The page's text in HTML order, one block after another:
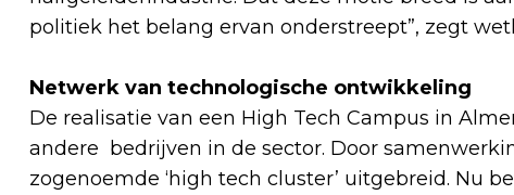
politiek het belang ervan onderstreept”, zegt
Netwerk van technologische ontwikkeling
De realisatie van een High Tech Campus in
andere bedrijven in de sector. Door
zogenoemde ‘high tech cluster’ uitgebreid. Nu